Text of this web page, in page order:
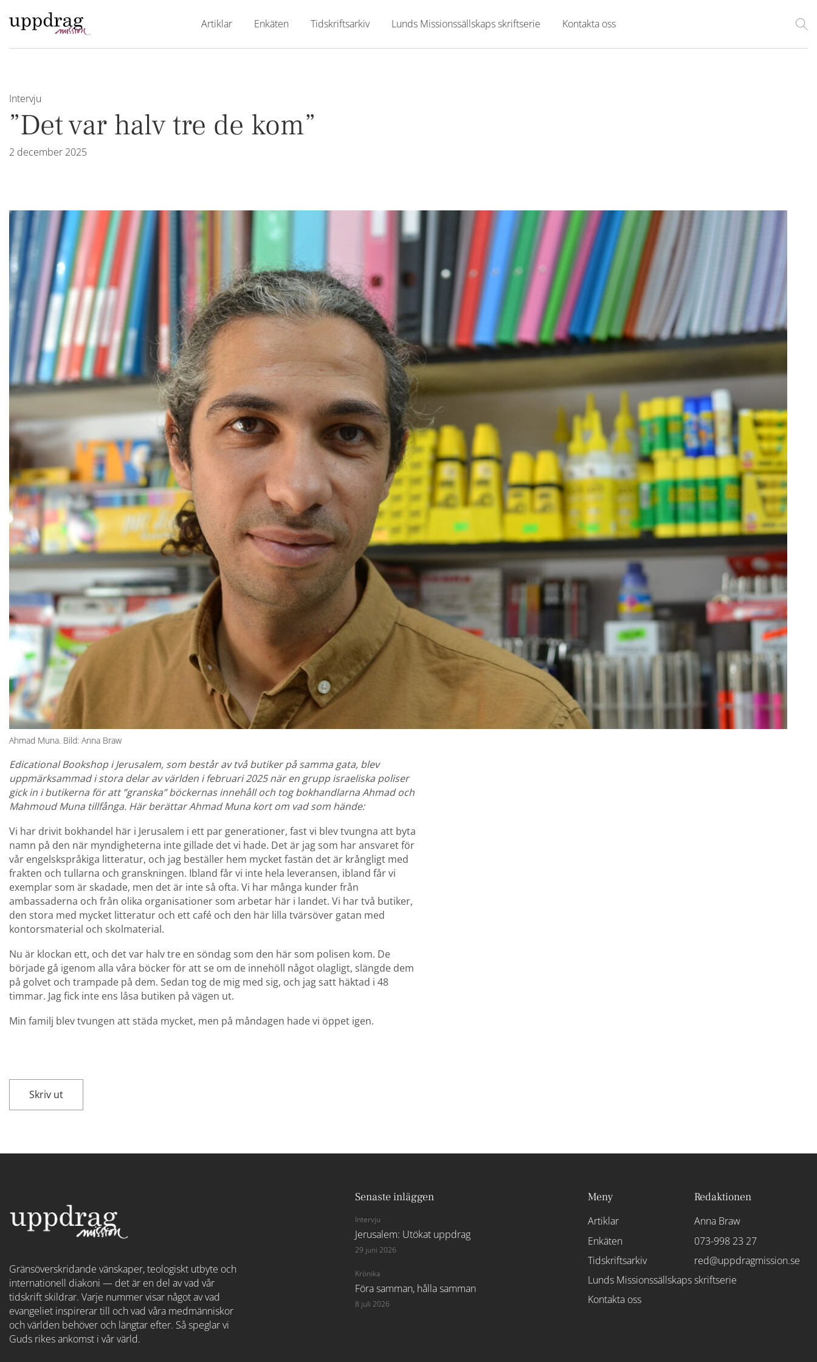
Artiklar Enkäten Tidskriftsarkiv Lunds Missionssällskaps skriftserie Kontakta oss
Intervju
”Det var halv tre de kom”
2 december 2025
Ahmad Muna. Bild: Anna Braw
Edicational Bookshop i Jerusalem, som består av två butiker på samma gata, blev
uppmärksammad i stora delar av världen i februari 2025 när en grupp israeliska poliser
gick in i butikerna för att ”granska” böckernas innehåll och tog bokhandlarna Ahmad och
Mahmoud Muna tillfånga. Här berättar Ahmad Muna kort om vad som hände:
Vi har drivit bokhandel här i Jerusalem i ett par generationer, fast vi blev tvungna att byta
namn på den när myndigheterna inte gillade det vi hade. Det är jag som har ansvaret för
vår engelskspråkiga litteratur, och jag beställer hem mycket fastän det är krångligt med
frakten och tullarna och granskningen. Ibland får vi inte hela leveransen, ibland får vi
exemplar som är skadade, men det är inte så ofta. Vi har många kunder från
ambassaderna och från olika organisationer som arbetar här i landet. Vi har två butiker,
den stora med mycket litteratur och ett café och den här lilla tvärsöver gatan med
kontorsmaterial och skolmaterial.
Nu är klockan ett, och det var halv tre en söndag som den här som polisen kom. De
började gå igenom alla våra böcker för att se om de innehöll något olagligt, slängde dem
på golvet och trampade på dem. Sedan tog de mig med sig, och jag satt häktad i 48
timmar. Jag fick inte ens låsa butiken på vägen ut.
Min familj blev tvungen att städa mycket, men på måndagen hade vi öppet igen.
Skriv ut
Gränsöverskridande vänskaper, teologiskt utbyte och
internationell diakoni — det är en del av vad vår
tidskrift skildrar. Varje nummer visar något av vad
evangeliet inspirerar till och vad våra medmänniskor
och världen behöver och längtar efter. Så speglar vi
Guds rikes ankomst i vår värld.
Senaste inläggen
Intervju
Jerusalem: Utökat uppdrag
29 juni 2026
Krönika
Föra samman, hålla samman
8 juli 2026
Meny
Artiklar
Enkäten
Tidskriftsarkiv
Lunds Missionssällskaps skriftserie
Kontakta oss
Redaktionen
Anna Braw
073-998 23 27
red@uppdragmission.se